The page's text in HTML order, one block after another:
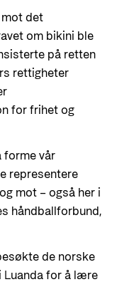
det
om bikini ble
på retten
rettigheter
for frihet og
forme vår
representere
mot – også her i
håndballforbund,
de norske
Luanda for å lære